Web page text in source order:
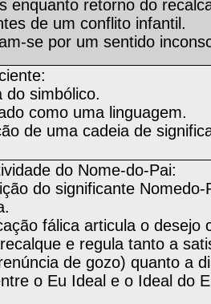
enquanto retorno do
de um conflito infantil.
se por um sentido
do simbólico.
como uma linguagem.
de uma cadeia de
do Nome-do-Pai:
do significante Nomedo-
fálica articula o desejo
e regula tanto a
de gozo) quanto a
o Eu Ideal e o Ideal do